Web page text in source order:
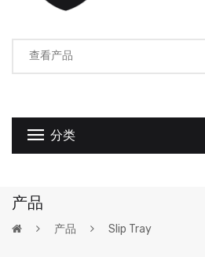
分类
产品
产品 Slip Tray